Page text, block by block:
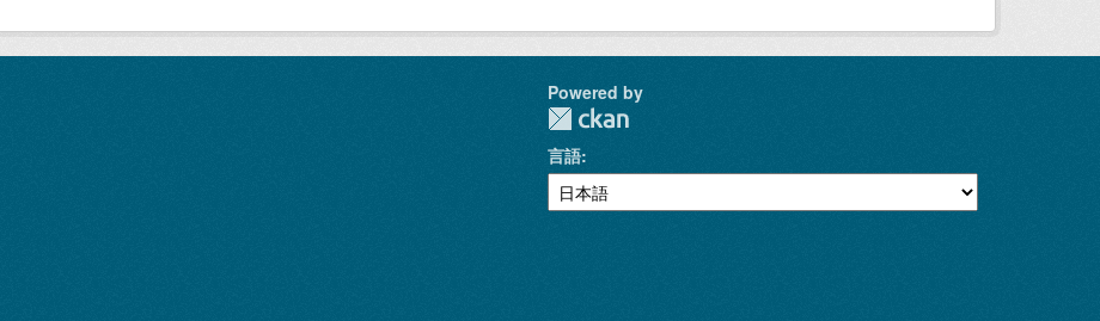
Powered by
言語